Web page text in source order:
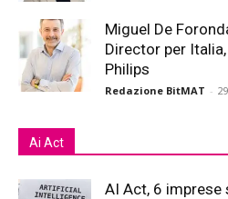
Miguel De
Director per
Philips
Redazione BitMAT -
Ai Act
AI Act, 6 imprese